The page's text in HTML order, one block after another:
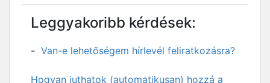
Leggyakoribb kérdések:
Van-e lehetőségem hírlevél feliratkozásra?
Hogyan juthatok (automatikusan) hozzá a